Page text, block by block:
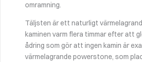
omramning.
Täljsten är ett naturligt
kaminen varm flera timmar efter att
ådring som gör att ingen kamin är
värmelagrande powerstone, som